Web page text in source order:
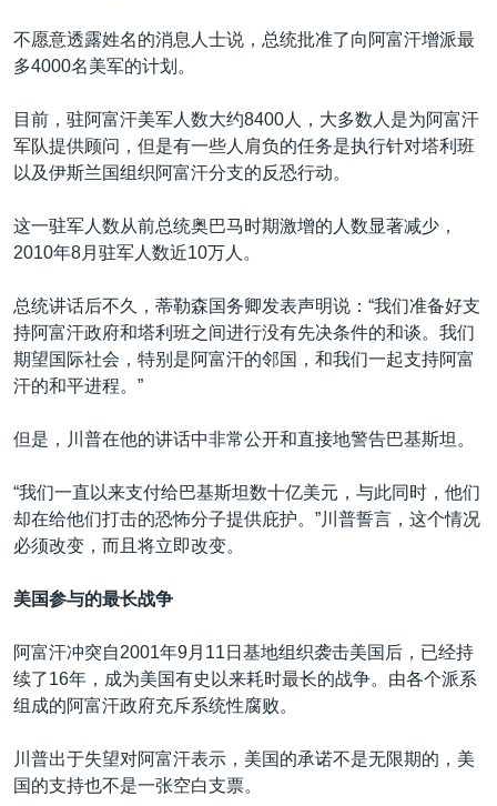
不愿意透露姓名的消息人士说，总统批准了向阿富汗增派最
多4000名美军的计划。
目前，驻阿富汗美军人数大约8400人，大多数人是为阿富汗
军队提供顾问，但是有一些人肩负的任务是执行针对塔利班
以及伊斯兰国组织阿富汗分支的反恐行动。
这一驻军人数从前总统奥巴马时期激增的人数显著减少，
2010年8月驻军人数近10万人。
总统讲话后不久，蒂勒森国务卿发表声明说：“我们准备好支
持阿富汗政府和塔利班之间进行没有先决条件的和谈。我们
期望国际社会，特别是阿富汗的邻国，和我们一起支持阿富
汗的和平进程。”
但是，川普在他的讲话中非常公开和直接地警告巴基斯坦。
“我们一直以来支付给巴基斯坦数十亿美元，与此同时，他们
却在给他们打击的恐怖分子提供庇护。”川普誓言，这个情况
必须改变，而且将立即改变。
美国参与的最长战争
阿富汗冲突自2001年9月11日基地组织袭击美国后，已经持
续了16年，成为美国有史以来耗时最长的战争。由各个派系
组成的阿富汗政府充斥系统性腐败。
川普出于失望对阿富汗表示，美国的承诺不是无限期的，美
国的支持也不是一张空白支票。